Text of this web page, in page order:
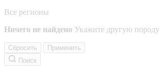
Все регионы
Ничего не найдено Укажите другую породу
Сбросить
Применить
Поиск